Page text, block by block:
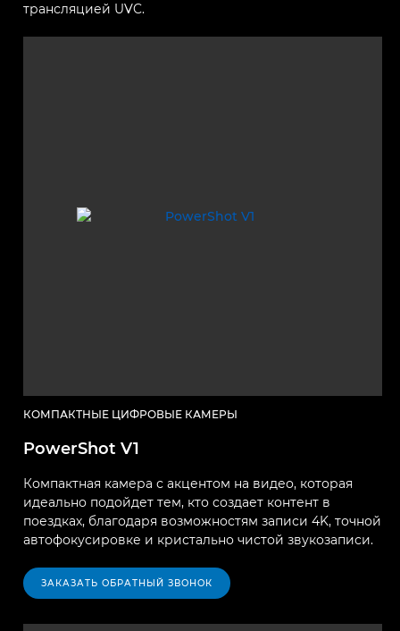
трансляцией UVC.
КОМПАКТНЫЕ ЦИФРОВЫЕ КАМЕРЫ
PowerShot V1
Компактная камера с акцентом на видео, которая
идеально подойдет тем, кто создает контент в
поездках, благодаря возможностям записи 4K, точной
автофокусировке и кристально чистой звукозаписи.
ЗАКАЗАТЬ ОБРАТНЫЙ ЗВОНОК